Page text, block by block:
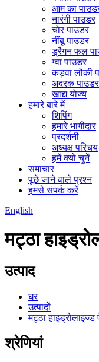
आम का
नारंगी पाउडर
चोर पाउडर
नींबू पाउडर
ड्रैगन फल
ग्वा पाउडर
कड़वा लौकी
अदरक पाउडर
खाद्य योज्य
हमारे बारे में
शिपिंग
हमारे भागीदार
प्रदर्शनी
अध्यक्ष परिचय
हमें क्यों चुनें
समाचार
पूछे जाने वाले प्रश्न
हमसे संपर्क करें
English
मट्ठा
उत्पाद
घर
उत्पादों
मट्ठा हाइड्रोलाइज्ड
श्रेणियां